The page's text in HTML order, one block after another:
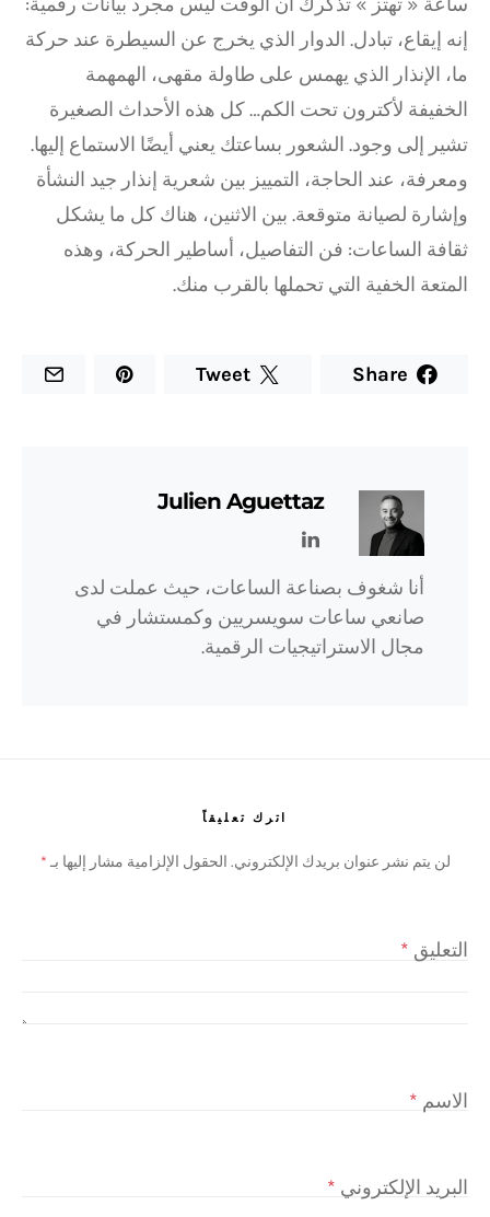
إنه إيقاع، تبادل. الدوار الذي يخرج عن السيطرة عند حركة
ما، الإنذار الذي يهمس على طاولة مقهى، الهمهمة
الخفيفة لأكترون تحت الكم… كل هذه الأحداث الصغيرة
تشير إلى وجود. الشعور بساعتك يعني أيضًا الاستماع إليها.
ومعرفة، عند الحاجة، التمييز بين شعرية إنذار جيد النشأة
وإشارة لصيانة متوقعة. بين الاثنين، هناك كل ما يشكل
ثقافة الساعات: فن التفاصيل، أساطير الحركة، وهذه
المتعة الخفية التي تحملها بالقرب منك.
Share
Tweet
Julien Aguettaz
أنا شغوف بصناعة الساعات، حيث عملت لدى
صانعي ساعات سويسريين وكمستشار في
مجال الاستراتيجيات الرقمية.
اترك تعليقاً
لن يتم نشر عنوان بريدك الإلكتروني. الحقول الإلزامية مشار إليها بـ *
التعليق *
الاسم *
البريد الإلكتروني *